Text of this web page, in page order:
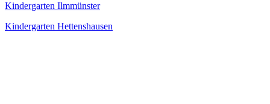
Kindergarten Ilmmünster
Kindergarten Hettenshausen